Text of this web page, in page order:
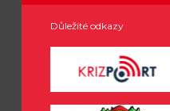
Důležité odkazy